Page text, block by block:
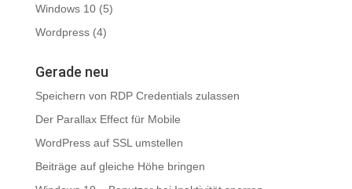
Windows 10(5)
Wordpress(4)
Gerade neu
Speichern von RDP Credentials zulassen
Der Parallax Effect für Mobile
WordPress auf SSL umstellen
Beiträge auf gleiche Höhe bringen